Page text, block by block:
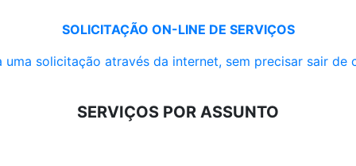
SOLICITAÇÃO ON-LINE DE SERVIÇOS
uma solicitação através da internet, sem precisar sair de
SERVIÇOS POR ASSUNTO